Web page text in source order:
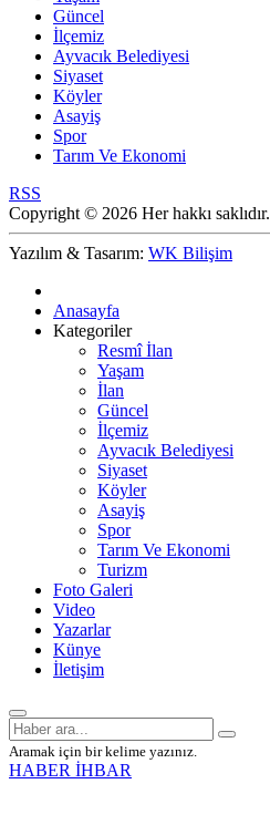
Güncel
İlçemiz
Ayvacık Belediyesi
Siyaset
Köyler
Asayiş
Spor
Tarım Ve Ekonomi
RSS
Copyright © 2026 Her hakkı saklıdır.
Yazılım & Tasarım: WK Bilişim
Anasayfa
Kategoriler
Resmî İlan
Yaşam
İlan
Güncel
İlçemiz
Ayvacık Belediyesi
Siyaset
Köyler
Asayiş
Spor
Tarım Ve Ekonomi
Turizm
Foto Galeri
Video
Yazarlar
Künye
İletişim
Aramak için bir kelime yazınız.
HABER İHBAR